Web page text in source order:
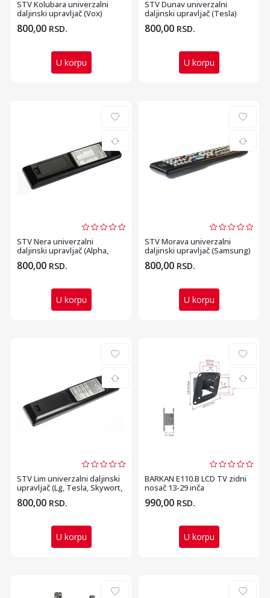
STV Kolubara univerzalni
daljinski upravljač (Vox)
800,00 RSD.
U korpu
STV Dunav univerzalni
daljinski upravljač (Tesla)
800,00 RSD.
U korpu
STV Nera univerzalni
daljinski upravljač (Alpha,
Stella, Blueberry...
800,00 RSD.
U korpu
STV Morava univerzalni
daljinski upravljač (Samsung)
800,00 RSD.
U korpu
STV Lim univerzalni daljinski
upravljač (Lg, Tesla, Skywort,
SENCOR)
800,00 RSD.
U korpu
BARKAN E110.B LCD TV zidni
nosač 13-29 inča
990,00 RSD.
U korpu